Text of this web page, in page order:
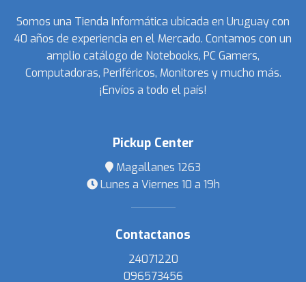
Somos una Tienda Informática ubicada en Uruguay con
40 años de experiencia en el Mercado. Contamos con un
amplio catálogo de Notebooks, PC Gamers,
Computadoras, Periféricos, Monitores y mucho más.
¡Envíos a todo el país!
Pickup Center
Magallanes 1263
Lunes a Viernes 10 a 19h
Contactanos
24071220
096573456